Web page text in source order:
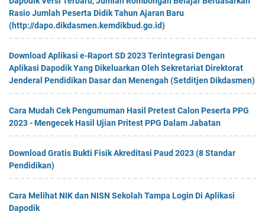
Rasio Jumlah Peserta Didik Tahun Ajaran Baru
(http://dapo.dikdasmen.kemdikbud.go.id)
Download Aplikasi e-Raport SD 2023 Terintegrasi Dengan
Aplikasi Dapodik Yang Dikeluarkan Oleh Sekretariat Direktorat
Jenderal Pendidikan Dasar dan Menengah (Setditjen Dikdasmen)
Cara Mudah Cek Pengumuman Hasil Pretest Calon Peserta PPG
2023 - Mengecek Hasil Ujian Pritest PPG Dalam Jabatan
Download Gratis Bukti Fisik Akreditasi Paud 2023 (8 Standar
Pendidikan)
Cara Melihat NIK dan NISN Sekolah Tampa Login Di Aplikasi
Dapodik